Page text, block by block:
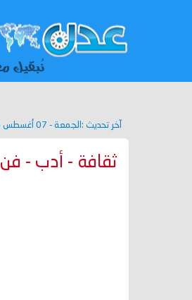
آخر تحديث : الجمعة - 07 أغسطس 2026 - 02:43 ص
ثقافة - أدب - فن